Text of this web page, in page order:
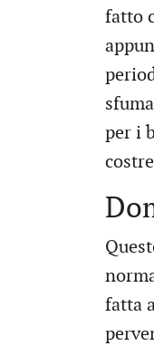
fatto
per i
fatta